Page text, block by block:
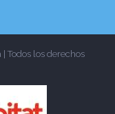
Todos los derechos